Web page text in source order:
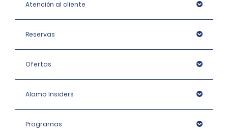
Atención al cliente
Reservas
Ofertas
Alamo Insiders
Programas